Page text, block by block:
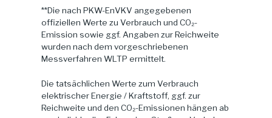
**Die nach PKW-EnVKV angegebenen
offiziellen Werte zu Verbrauch und CO₂-
Emission sowie ggf. Angaben zur Reichweite
wurden nach dem vorgeschriebenen
Messverfahren WLTP ermittelt.
Die tatsächlichen Werte zum Verbrauch
elektrischer Energie / Kraftstoff, ggf. zur
Reichweite und den CO₂-Emissionen hängen ab